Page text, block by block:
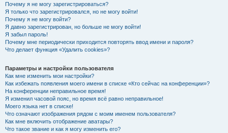
Почему я не могу зарегистрироваться?
Я только что зарегистрировался, но не могу войти!
Почему я не могу войти?
Я давно зарегистрирован, но больше не могу войти!
Я забыл пароль!
Почему мне периодически приходится повторять ввод имени и пароля?
Что делает функция «Удалить cookies»?
Параметры и настройки пользователя
Как мне изменить мои настройки?
Как избежать появления моего имени в списке «Кто сейчас на конференции»?
На конференции неправильное время!
Я изменил часовой пояс, но время всё равно неправильное!
Моего языка нет в списке!
Что означают изображения рядом с моим именем пользователя?
Как мне включить отображение аватары?
Что такое звание и как я могу изменить его?